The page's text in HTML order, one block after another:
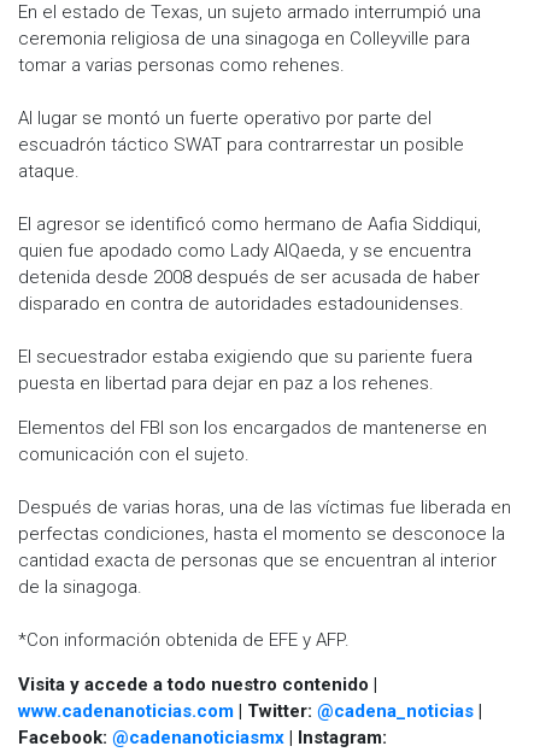
En el estado de Texas, un sujeto armado interrumpió una
ceremonia religiosa de una sinagoga en Colleyville para
tomar a varias personas como rehenes.
Al lugar se montó un fuerte operativo por parte del
escuadrón táctico SWAT para contrarrestar un posible
ataque.
El agresor se identificó como hermano de Aafia Siddiqui,
quien fue apodado como Lady AlQaeda, y se encuentra
detenida desde 2008 después de ser acusada de haber
disparado en contra de autoridades estadounidenses.
El secuestrador estaba exigiendo que su pariente fuera
puesta en libertad para dejar en paz a los rehenes.
Elementos del FBI son los encargados de mantenerse en
comunicación con el sujeto.
Después de varias horas, una de las víctimas fue liberada en
perfectas condiciones, hasta el momento se desconoce la
cantidad exacta de personas que se encuentran al interior
de la sinagoga.
*Con información obtenida de EFE y AFP.
Visita y accede a todo nuestro contenido |
www.cadenanoticias.com | Twitter: @cadena_noticias |
Facebook: @cadenanoticiasmx | Instagram: